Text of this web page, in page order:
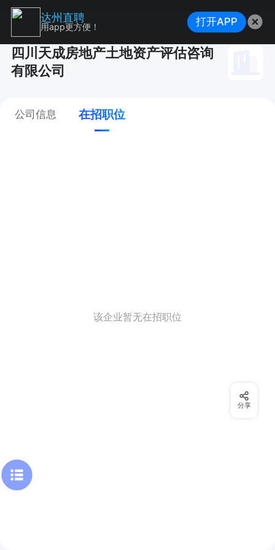
四川天成房地产土地资产评估咨询
有限公司
公司信息 在招职位
该企业暂无在招职位
分享
达州直聘
用app更方便！ 打开APP